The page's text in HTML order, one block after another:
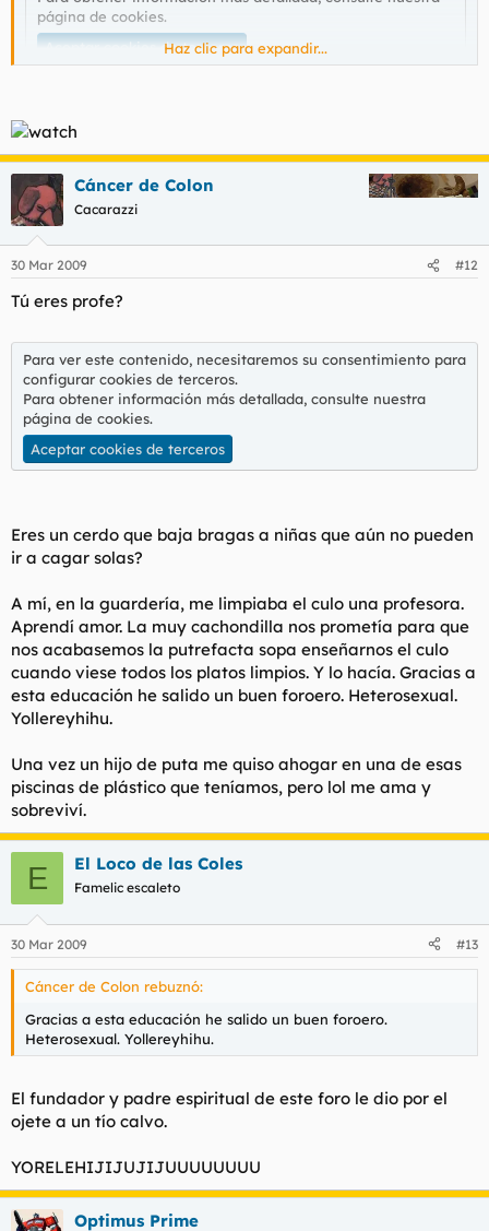
página de cookies.
Aceptar cookies de terceros
Una flor que se habre en el centro de tu corazón.
Haz clic para expandir...
Cáncer de Colon
Cacarazzi
30 Mar 2009 #12
Tú eres profe?
Para ver este contenido, necesitaremos su consentimiento para
configurar cookies de terceros.
Para obtener información más detallada, consulte nuestra
página de cookies.
Aceptar cookies de terceros
Eres un cerdo que baja bragas a niñas que aún no pueden
ir a cagar solas?
A mí, en la guardería, me limpiaba el culo una profesora.
Aprendí amor. La muy cachondilla nos prometía para que
nos acabasemos la putrefacta sopa enseñarnos el culo
cuando viese todos los platos limpios. Y lo hacía. Gracias a
esta educación he salido un buen foroero. Heterosexual.
Yollereyhihu.
Una vez un hijo de puta me quiso ahogar en una de esas
piscinas de plástico que teníamos, pero lol me ama y
sobreviví.
E El Loco de las Coles
Famelic escaleto
30 Mar 2009 #13
Cáncer de Colon rebuznó:
Gracias a esta educación he salido un buen foroero.
Heterosexual. Yollereyhihu.
El fundador y padre espiritual de este foro le dio por el
ojete a un tío calvo.
YORELEHIJIJUJIJUUUUUUUU
Optimus Prime